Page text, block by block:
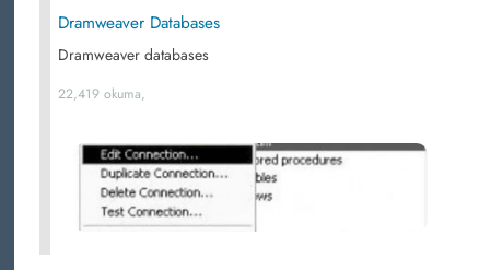
Dramweaver Databases
Dramweaver databases
22,419 okuma,